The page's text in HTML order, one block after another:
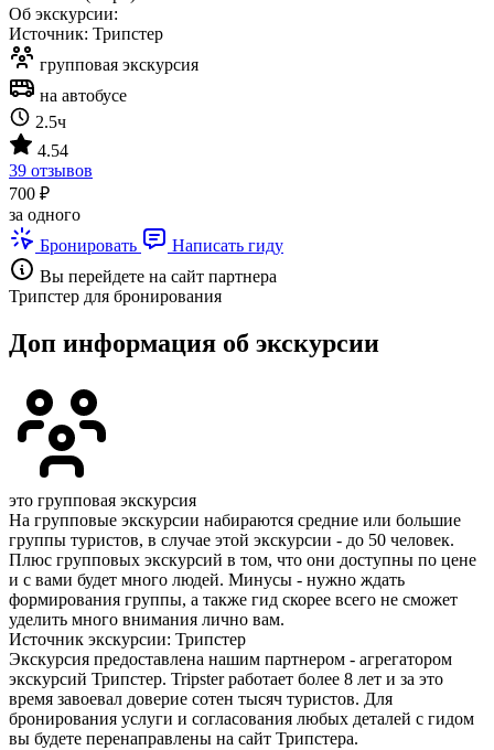
Об экскурсии:
Источник: Трипстер
групповая экскурсия
на автобусе
2.5ч
4.54
39 отзывов
700 ₽
за одного
Бронировать
Написать гиду
Вы перейдете на сайт партнера
Трипстер для бронирования
Доп информация об экскурсии
это групповая экскурсия
На групповые экскурсии набираются средние или большие
группы туристов, в случае этой экскурсии - до 50 человек.
Плюс групповых экскурсий в том, что они доступны по цене
и с вами будет много людей. Минусы - нужно ждать
формирования группы, а также гид скорее всего не сможет
уделить много внимания лично вам.
Источник экскурсии: Трипстер
Экскурсия предоставлена нашим партнером - агрегатором
экскурсий Трипстер. Tripster работает более 8 лет и за это
время завоевал доверие сотен тысяч туристов. Для
бронирования услуги и согласования любых деталей с гидом
вы будете перенаправлены на сайт Трипстера.